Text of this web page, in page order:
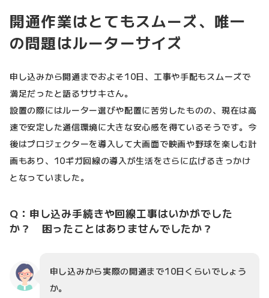
開通作業はとてもスムーズ、唯一
の問題はルーターサイズ
申し込みから開通までおよそ10日、工事や手配もスムーズで
満足だったと語るササキさん。
設置の際にはルーター選びや配置に苦労したものの、現在は高
速で安定した通信環境に大きな安心感を得ているそうです。今
後はプロジェクターを導入して大画面で映画や野球を楽しむ計
画もあり、10ギガ回線の導入が生活をさらに広げるきっかけ
となっていました。
Q：申し込み手続きや回線工事はいかがでした
か？ 困ったことはありませんでしたか？
申し込みから実際の開通まで10日くらいでしょう
か。